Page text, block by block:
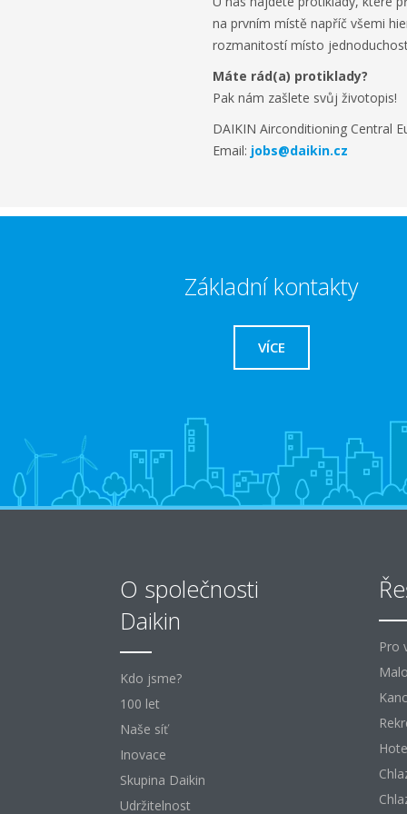
na prvním místě napříč všemi
rozmanitostí místo
Máte rád(a) protiklady?
Pak nám zašlete svůj životopis!
DAIKIN Airconditioning Central
Email: jobs@daikin.cz
Základní kontakty
VÍCE
O společnosti
Daikin
Kdo jsme?
100 let
Naše síť
Inovace
Skupina Daikin
Udržitelnost
Pro